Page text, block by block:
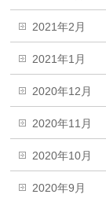
2021年2月
2021年1月
2020年12月
2020年11月
2020年10月
2020年9月